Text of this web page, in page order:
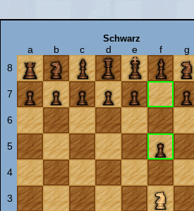
Schwarz
a b c d e f g
8
7
6
5
4
3